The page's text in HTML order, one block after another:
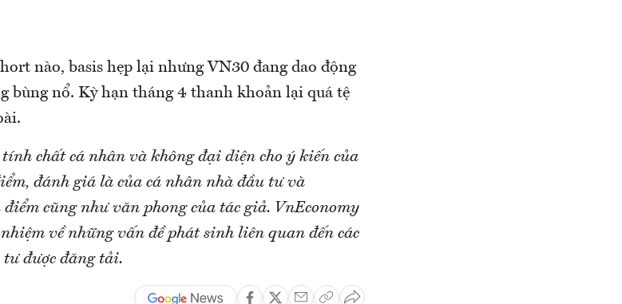
nào, basis hẹp lại nhưng VN30 đang dao động
bùng nổ. Kỳ hạn tháng 4 thanh khoản lại quá tệ
chất cá nhân và không đại diện cho ý kiến của
đánh giá là của cá nhân nhà đầu tư và
cũng như văn phong của tác giả. VnEconomy
về những vấn đề phát sinh liên quan đến các
được đăng tải.